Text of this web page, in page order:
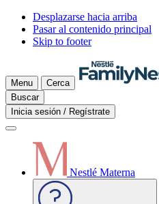
Desplazarse hacia arriba
Pasar al contenido principal
Skip to footer
Menu
Cerca
Buscar
Inicia sesión / Regístrate
Nestlé Materna